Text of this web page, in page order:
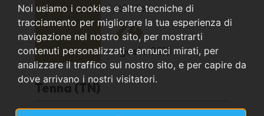
Noi usiamo i cookies e altre tecniche di
tracciamento per migliorare la tua esperienza di
navigazione nel nostro sito, per mostrarti
contenuti personalizzati e annunci mirati, per
analizzare il traffico sul nostro sito, e per capire da
dove arrivano i nostri visitatori.
sabato
24
agosto2013
Tenna (TN)